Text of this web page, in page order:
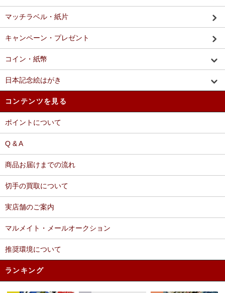
マッチラベル・紙片
キャンペーン・プレゼント
コイン・紙幣
日本記念絵はがき
コンテンツを見る
ポイントについて
Q & A
商品お届けまでの流れ
切手の買取について
実店舗のご案内
マルメイト・メールオークション
推奨環境について
ランキング